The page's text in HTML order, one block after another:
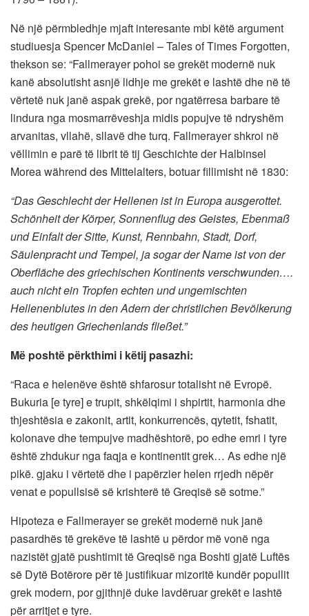
Në një përmbledhje mjaft interesante mbi këtë argument
studiuesja Spencer McDaniel – Tales of Times Forgotten,
thekson se: “Fallmerayer pohoi se grekët modernë nuk
kanë absolutisht asnjë lidhje me grekët e lashtë dhe në të
vërtetë nuk janë aspak grekë, por ngatërresa barbare të
lindura nga mosmarrëveshja midis popujve të ndryshëm
arvanitas, vllahë, sllavë dhe turq. Fallmerayer shkroi në
vëllimin e parë të librit të tij Geschichte der Halbinsel
Morea während des Mittelalters, botuar fillimisht në 1830:
“Das Geschlecht der Hellenen ist in Europa ausgerottet.
Schönheit der Körper, Sonnenflug des Geistes, Ebenmaß
und Einfalt der Sitte, Kunst, Rennbahn, Stadt, Dorf,
Säulenpracht und Tempel, ja sogar der Name ist von der
Oberfläche des griechischen Kontinents verschwunden….
auch nicht ein Tropfen echten und ungemischten
Hellenenblutes in den Adern der christlichen Bevölkerung
des heutigen Griechenlands fließet.”
Më poshtë përkthimi i këtij pasazhi:
“Raca e helenëve është shfarosur totalisht në Evropë.
Bukuria [e tyre] e trupit, shkëlqimi i shpirtit, harmonia dhe
thjeshtësia e zakonit, artit, konkurrencës, qytetit, fshatit,
kolonave dhe tempujve madhështorë, po edhe emri i tyre
është zhdukur nga faqja e kontinentit grek… As edhe një
pikë. gjaku i vërtetë dhe i papërzier helen rrjedh nëpër
venat e popullsisë së krishterë të Greqisë së sotme.”
Hipoteza e Fallmerayer se grekët modernë nuk janë
pasardhës të grekëve të lashtë u përdor më vonë nga
nazistët gjatë pushtimit të Greqisë nga Boshti gjatë Luftës
së Dytë Botërore për të justifikuar mizoritë kundër popullit
grek modern, por gjithnjë duke lavdëruar grekët e lashtë
për arritjet e tyre.